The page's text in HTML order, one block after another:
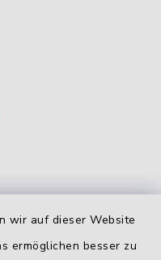
wir auf dieser Website
ermöglichen besser zu